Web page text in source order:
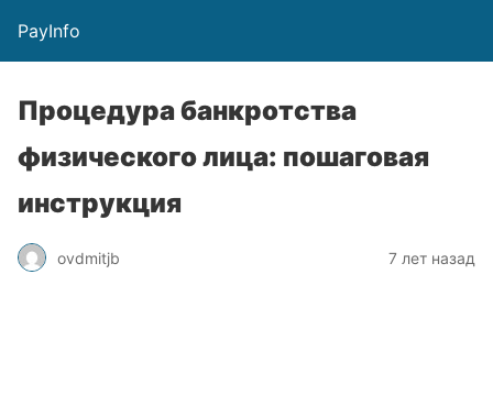
PayInfo
Процедура банкротства
физического лица: пошаговая
инструкция
ovdmitjb 7 лет назад